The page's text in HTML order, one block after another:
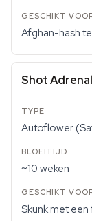
Afghan-hash
Shot
Autoflower
~10 weken
Skunk met